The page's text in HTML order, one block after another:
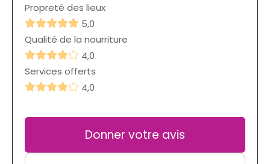
Propreté des lieux
5,0
Qualité de la nourriture
4,0
Services offerts
4,0
Donner votre avis